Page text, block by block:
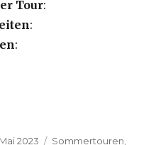
Tour:
:
:
von Palamos zum Sant
2023 Kategorien
Sommertouren,